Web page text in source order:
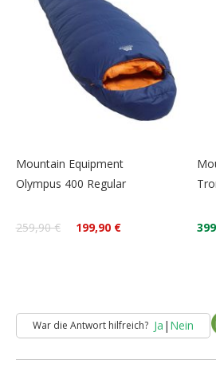
Mountain Equipment
Olympus 400 Regular
259,90 € 199,90 €
War die Antwort hilfreich? Ja | Nein